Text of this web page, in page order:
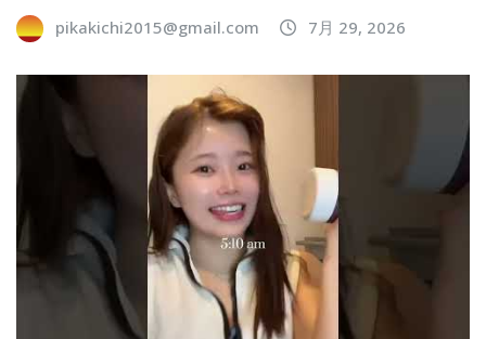
pikakichi2015@gmail.com 7月 29, 2026